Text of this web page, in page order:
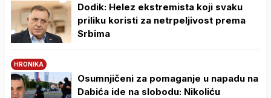
Dodik: Helez ekstremista koji svaku
priliku koristi za netrpeljivost prema
Srbima
HRONIKA
Osumnjičeni za pomaganje u napadu na
Dabića ide na slobodu: Nikoliću